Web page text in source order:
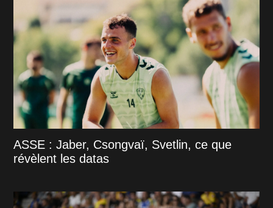
ASSE : Jaber, Csongvaï, Svetlin, ce que
révèlent les datas